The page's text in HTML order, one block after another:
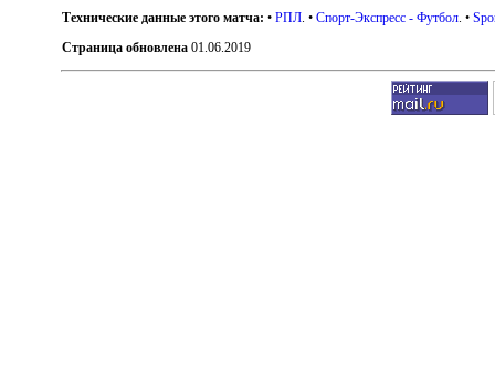
Технические данные этого матча: •РПЛ . •Спорт-Экспресс - Футбол . •
Страница обновлена 01.06.2019